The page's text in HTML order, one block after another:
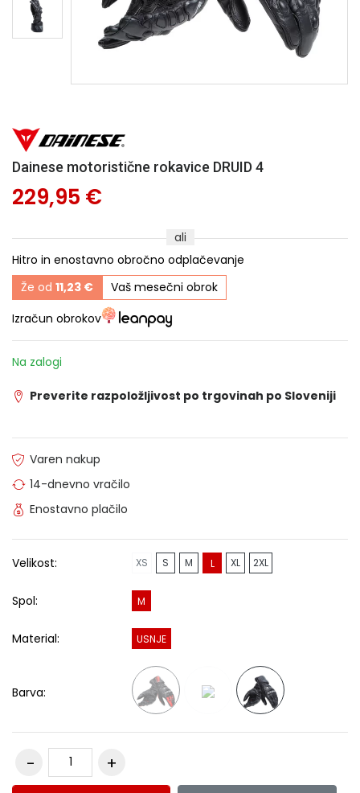
Dainese motoristične rokavice DRUID 4
229,95 €
ali
Hitro in enostavno obročno odplačevanje
Že od 11,23 €
Vaš mesečni obrok
Izračun obrokov
Na zalogi
Preverite razpoložljivost po trgovinah po Sloveniji
Varen nakup
14-dnevno vračilo
Enostavno plačilo
Velikost: XS S M L XL 2XL
Spol: M
Material: USNJE
Barva: